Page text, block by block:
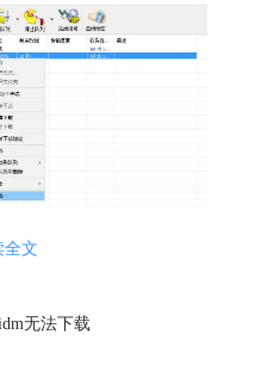
粘贴原文件有效的下载地址，再
全文
无法下载